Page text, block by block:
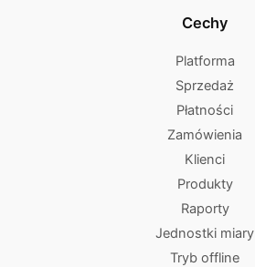
Cechy
Platforma
Sprzedaż
Płatności
Zamówienia
Klienci
Produkty
Raporty
Jednostki miary
Tryb offline